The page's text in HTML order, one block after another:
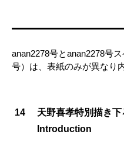
anan2278号とanan2278号
号）は、表紙のみが異なり
14
天野喜孝特別描き下
Introduction